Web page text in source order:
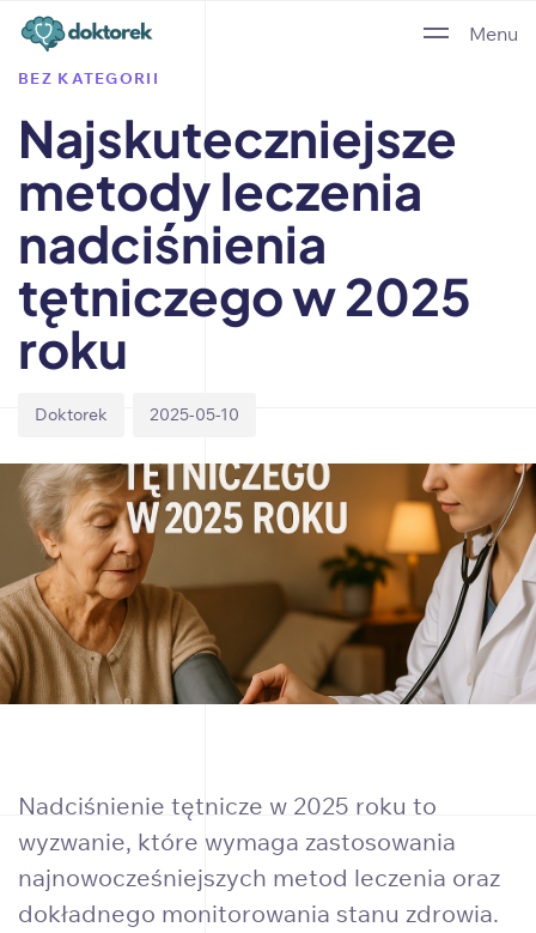
Menu
PUBLISHED
BEZ KATEGORII
Najskuteczniejsze
metody leczenia
nadciśnienia
tętniczego w 2025
roku
Author
Doktorek
Published
2025-05-10
Nadciśnienie tętnicze w 2025 roku to
wyzwanie, które wymaga zastosowania
najnowocześniejszych metod leczenia oraz
dokładnego monitorowania stanu zdrowia.